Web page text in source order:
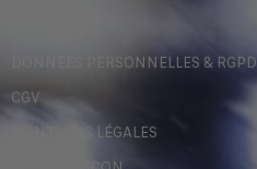
DONNÉES PERSONNELLES & RGPD
CGV
MENTIONS LÉGALES